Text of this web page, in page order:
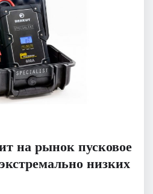
на рынок пусковое
низких